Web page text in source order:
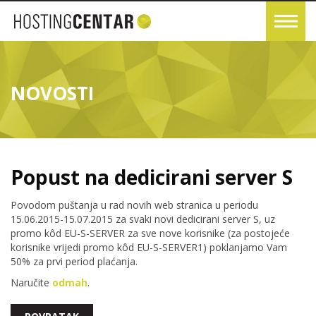
NOVOSTI
Popust na dedicirani server S
Povodom puštanja u rad novih web stranica u periodu
15.06.2015-15.07.2015 za svaki novi dedicirani server S, uz
promo kôd EU-S-SERVER za sve nove korisnike (za postojeće
korisnike vrijedi promo kôd EU-S-SERVER1) poklanjamo Vam
50% za prvi period plaćanja.
Naručite odmah.